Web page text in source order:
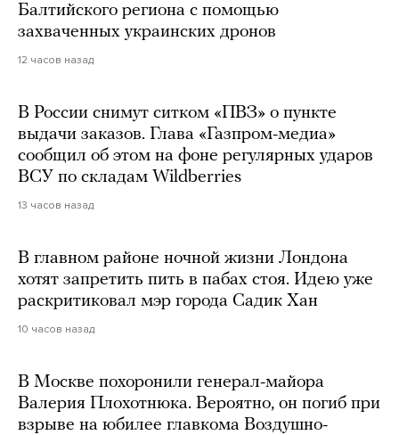
Балтийского региона с помощью
захваченных украинских дронов
12 часов назад
В России снимут ситком «ПВЗ» о пункте
выдачи заказов. Глава «Газпром-медиа»
сообщил об этом на фоне регулярных ударов
ВСУ по складам Wildberries
13 часов назад
В главном районе ночной жизни Лондона
хотят запретить пить в пабах стоя. Идею уже
раскритиковал мэр города Садик Хан
10 часов назад
В Москве похоронили генерал-майора
Валерия Плохотнюка. Вероятно, он погиб при
взрыве на юбилее главкома Воздушно-